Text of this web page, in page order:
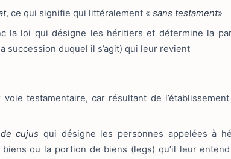
, ce qui signifie qui littéralement «sans testament»
la loi qui désigne les héritiers et détermine la
succession duquel il s’agit) qui leur revient
testamentaire, car résultant de l’établissement
de cujus qui désigne les personnes appelées à
ou la portion de biens (legs) qu’il leur